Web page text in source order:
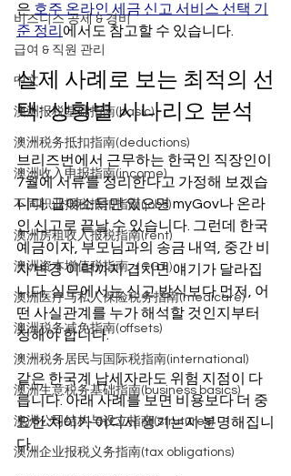
비즈니스 공제 & 경비
급여 & 직원 관리
中文
澳洲报税基础指南(basic)
澳洲税务抵扣指南(deductions)
澳洲收入申报指南(income)
不同职业报税抵扣指南(jobs)
澳洲房租收入报税指南(rent)
澳洲资本增值税指南（CGT）
澳洲医疗与私人保险税务指南(medicare)
澳洲税务减免指南(offsets)
澳洲税务居民与国际税指南(international)
澳洲生意税务基础指南(business basics)
澳洲公司结构与设立指南(strutures)
澳洲企业报税义务指南(tax obligations)
은 호주 온라인 세금 신고 서비스 선택 기
준 정리 에서도 참고할 수 있습니다.
실제 사례로 보는 최적의 선
택: 상황별 시나리오 분석
브리즈번에서 근무하는 한국인 직장인이
7월에 서류를 정리한다고 가정해 보겠습
니다. 급여소득만 있으면 myGov나 온라
인 신고로 끝날 수 있습니다. 그런데 한국
예금이자, 부모님과의 송금 내역, 중간 비
자 변경 이력까지 겹치면 얘기가 달라집
니다. 실무에서는 신고 방식보다 먼저, 어
떤 사실관계를 누가 해석할 것인지부터
정해야 합니다.
같은 한국계 납세자라도 위험 지점이 다
릅니다. 아래 사례를 보면 비용보다 더 중
요한 차이가 어디서 생기는지 분명해집니
다.